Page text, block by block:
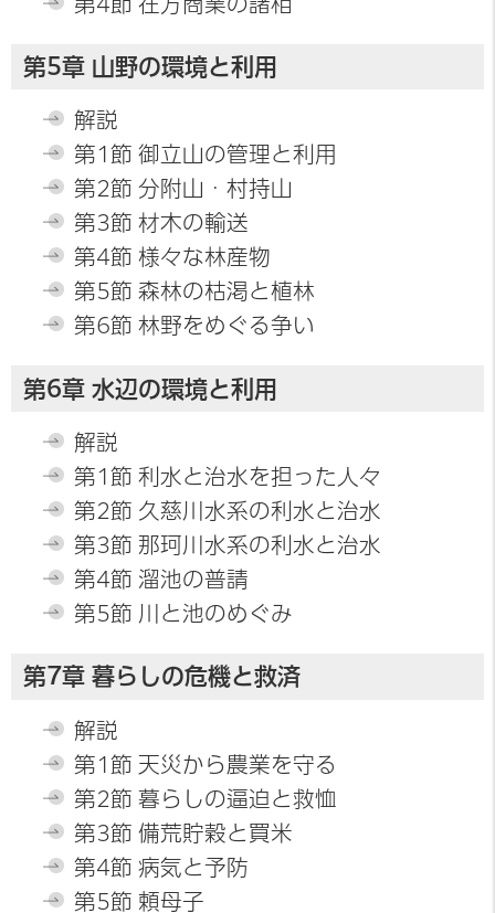
第5章 山野の環境と利用
解説
第1節 御立山の管理と利用
第2節 分附山・村持山
第3節 材木の輸送
第4節 様々な林産物
第5節 森林の枯渇と植林
第6節 林野をめぐる争い
第6章 水辺の環境と利用
解説
第1節 利水と治水を担った人々
第2節 久慈川水系の利水と治水
第3節 那珂川水系の利水と治水
第4節 溜池の普請
第5節 川と池のめぐみ
第7章 暮らしの危機と救済
解説
第1節 天災から農業を守る
第2節 暮らしの逼迫と救恤
第3節 備荒貯穀と買米
第4節 病気と予防
第5節 頼母子